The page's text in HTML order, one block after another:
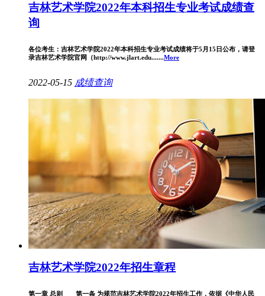
吉林艺术学院2022年本科招生专业考试成绩查
询
各位考生：吉林艺术学院2022年本科招生专业考试成绩将于5月15日公布，请登
录吉林艺术学院官网（http://www.jlart.edu.......More
2022-05-15 成绩查询
吉林艺术学院2022年招生章程
第一章 总则 第一条 为规范吉林艺术学院2022年招生工作，依据《中华人民